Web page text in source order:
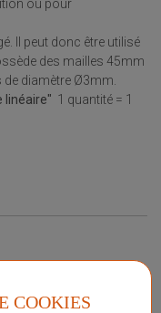
ou pour
Il peut donc être utilisé
des mailles 45mm
diamètre Ø3mm.
linéaire" 1 quantité = 1
COOKIES